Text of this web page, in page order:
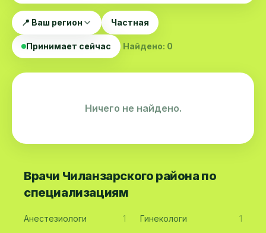
📍 Ваш регион Частная
Принимает сейчас Найдено: 0
Ничего не найдено.
Врачи Чиланзарского района по
специализациям
Анестезиологи 1 Гинекологи 1